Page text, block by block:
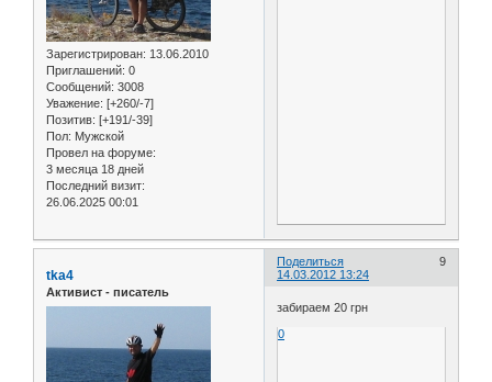
Зарегистрирован: 13.06.2010
Приглашений: 0
Сообщений: 3008
Уважение: [+260/-7]
Позитив: [+191/-39]
Пол: Мужской
Провел на форуме:
3 месяца 18 дней
Последний визит:
26.06.2025 00:01
Поделиться
9
14.03.2012 13:24
tka4
Активист - писатель
забираем 20 грн
0